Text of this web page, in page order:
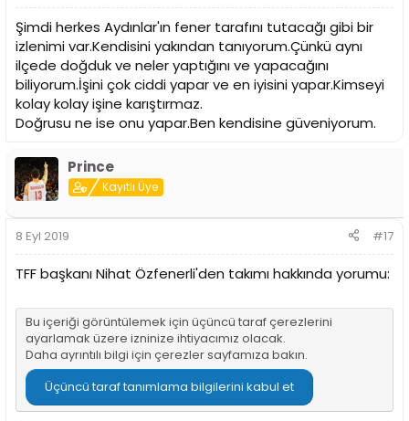
Şimdi herkes Aydınlar'ın fener tarafını tutacağı gibi bir
izlenimi var.Kendisini yakından tanıyorum.Çünkü aynı
ilçede doğduk ve neler yaptığını ve yapacağını
biliyorum.İşini çok ciddi yapar ve en iyisini yapar.Kimseyi
kolay kolay işine karıştırmaz.
Doğrusu ne ise onu yapar.Ben kendisine güveniyorum.
Prince
Kayıtlı Üye
8 Eyl 2019 #17
TFF başkanı Nihat Özfenerli'den takımı hakkında yorumu:
Bu içeriği görüntülemek için üçüncü taraf çerezlerini
ayarlamak üzere izninize ihtiyacımız olacak.
Daha ayrıntılı bilgi için çerezler sayfamıza bakın.
Üçüncü taraf tanımlama bilgilerini kabul et